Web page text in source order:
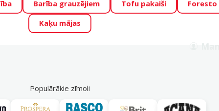
Zoo piedāvā lieliskas cenas mīluļu TOP barībām! 🍖 →
ŪSAIŅI”! Varbūt tieši Tavs mīlulis būs 2027. gada
Barība grauzējiem Tofu pakaiši
Foresto
Kaķu mājas
Populārākie zīmoli
Akciju piedāvājumi
kaķiem